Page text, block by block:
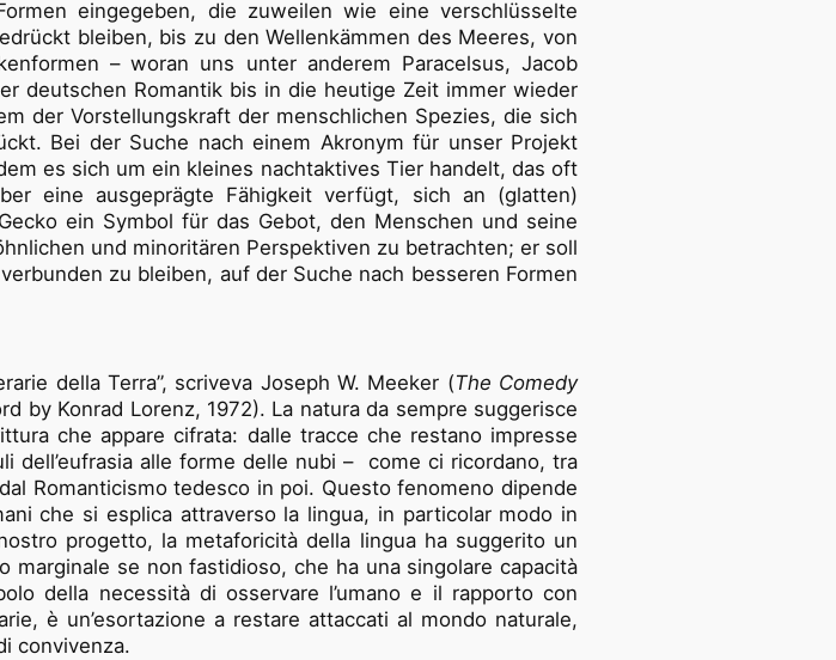
eingegeben, die zuweilen wie eine verschlüsselte
bleiben, bis zu den Wellenkämmen des Meeres, von
– woran uns unter anderem Paracelsus, Jacob
deutschen Romantik bis in die heutige Zeit immer wieder
der Vorstellungskraft der menschlichen Spezies, die sich
Bei der Suche nach einem Akronym für unser Projekt
es sich um ein kleines nachtaktives Tier handelt, das oft
eine ausgeprägte Fähigkeit verfügt, sich an (glatten)
ein Symbol für das Gebot, den Menschen und seine
und minoritären Perspektiven zu betrachten; er soll
zu bleiben, auf der Suche nach besseren Formen
della Terra”, scriveva Joseph W. Meeker (The Comedy
by Konrad Lorenz, 1972). La natura da sempre suggerisce
che appare cifrata: dalle tracce che restano impresse
dell’eufrasia alle forme delle nubi – come ci ricordano, tra
Romanticismo tedesco in poi. Questo fenomeno dipende
che si esplica attraverso la lingua, in particolar modo in
progetto, la metaforicità della lingua ha suggerito un
se non fastidioso, che ha una singolare capacità
della necessità di osservare l’umano e il rapporto con
è un’esortazione a restare attaccati al mondo naturale,
convivenza.